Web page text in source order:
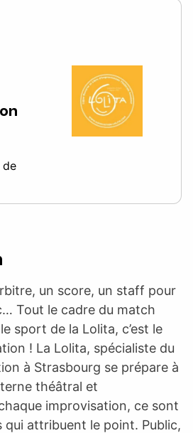
de
un score, un staff pour
Tout le cadre du match
sport de la Lolita, c’est le
! La Lolita, spécialiste du
à Strasbourg se prépare à
théâtral et
improvisation, ce sont
qui attribuent le point. Public,